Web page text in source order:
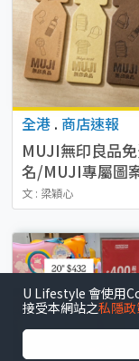
全港 . 商店速報
MUJI無印良品
名/MUJI專屬圖
貼紙
文 : 梁穎心
U Lifestyle 會使用
接受本網站之私隱